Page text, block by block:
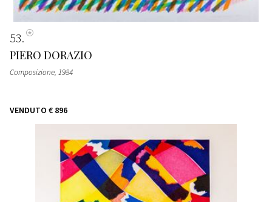
53
PIERO DORAZIO
Composizione, 1984
VENDUTO € 896